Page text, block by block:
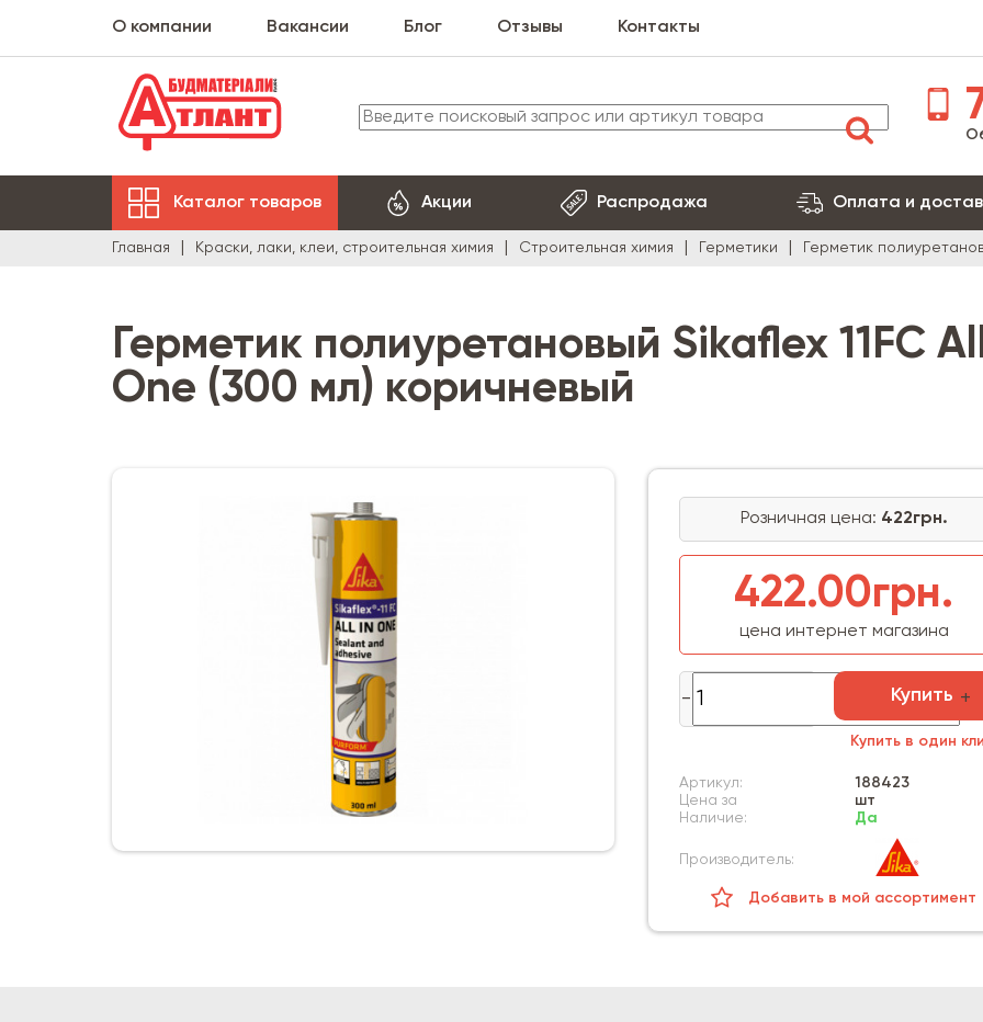
О компании Вакансии Блог Отзывы Контакты
Каталог товаров Акции Распродажа Оплата и
Главная Краски, лаки, клеи, строительная химия Строительная химия Герметики Герметик
Герметик полиуретановый Sikaflex 11FC
One (300 мл) коричневый
Розничная цена: 422грн.
422.00грн.
цена интернет магазина
Купить
Купить в один
Артикул:
188423
Цена за
шт
Наличие:
Да
Производитель:
Добавить в мой ассортимент